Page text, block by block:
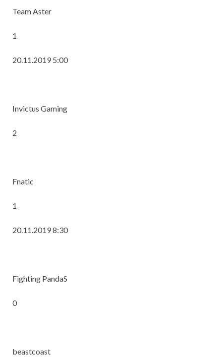
Team Aster
1
20.11.2019 5:00
Invictus Gaming
2
Fnatic
1
20.11.2019 8:30
Fighting PandaS
0
beastcoast